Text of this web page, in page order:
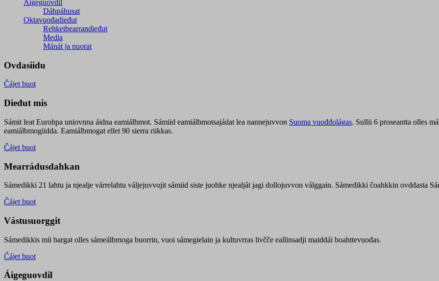
Áigeguovdil
Dáhpáhusat
Oktavuođadieđut
Rehketbearrandieđut
Media
Mánát ja nuorat
Ovdasiidu
Čájet buot
Dieđut mis
Sámit leat Eurohpa uniovnna áidna eamiálbmot. Sámiid eamiálbmotsajádat lea nannejuvvon Suoma vuođđolágas. Sullii 6 proseantta olles
eamiálbmogiidda. Eamiálbmogat ellet 90 sierra riikkas.
Čájet buot
Mearrádusdahkan
Sámedikki 21 lahtu ja njealje várrelahtu váljejuvvojit sámiid siste juohke njealját jagi dollojuvvon válggain. Sámedikki čoahkkin ovddasta
Čájet buot
Vástusuorggit
Sámedikkis mii bargat olles sámeálbmoga buorrin, vuoi sámegielain ja kultuvrras livčče eallinsadji maiddái boahttevuođas.
Čájet buot
Áigeguovdil